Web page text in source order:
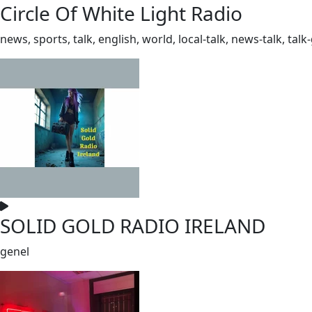
Circle Of White Light Radio
news, sports, talk, english, world, local-talk, news-talk,
SOLID GOLD RADIO IRELAND
genel